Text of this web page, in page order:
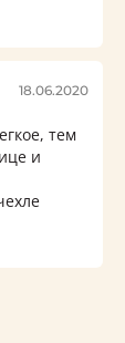
18.06.2020
тем
и